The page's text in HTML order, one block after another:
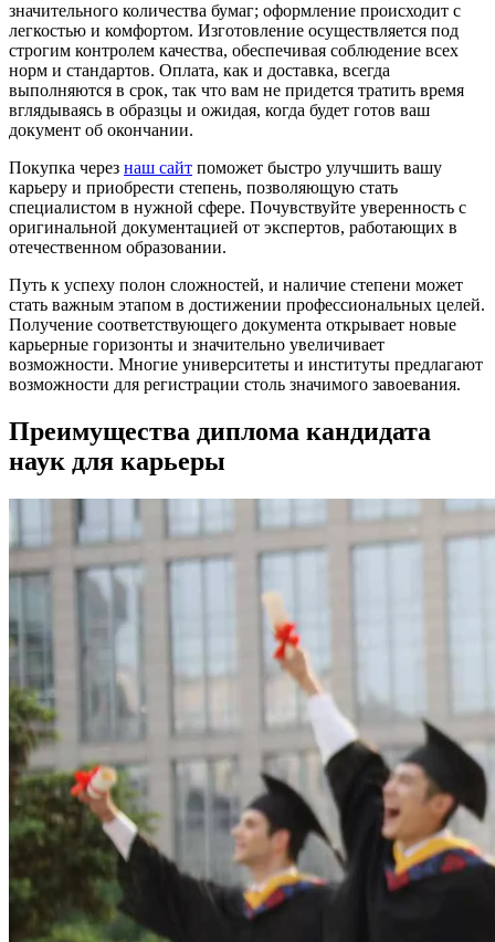
значительного количества бумаг; оформление происходит с
легкостью и комфортом. Изготовление осуществляется под
строгим контролем качества, обеспечивая соблюдение всех
норм и стандартов. Оплата, как и доставка, всегда
выполняются в срок, так что вам не придется тратить время
вглядываясь в образцы и ожидая, когда будет готов ваш
документ об окончании.
Покупка через наш сайт поможет быстро улучшить вашу
карьеру и приобрести степень, позволяющую стать
специалистом в нужной сфере. Почувствуйте уверенность с
оригинальной документацией от экспертов, работающих в
отечественном образовании.
Путь к успеху полон сложностей, и наличие степени может
стать важным этапом в достижении профессиональных целей.
Получение соответствующего документа открывает новые
карьерные горизонты и значительно увеличивает
возможности. Многие университеты и институты предлагают
возможности для регистрации столь значимого завоевания.
Преимущества диплома кандидата
наук для карьеры